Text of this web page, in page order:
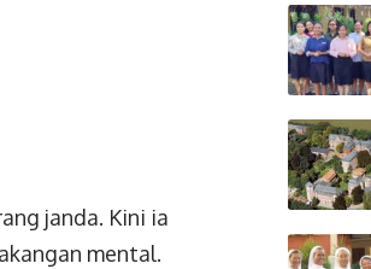
janda. Kini ia
mental.